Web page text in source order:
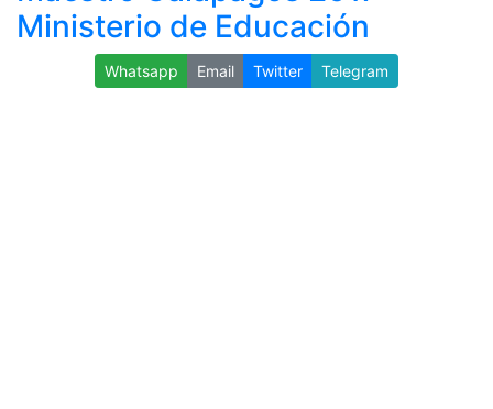
Ministerio de Educación
Whatsapp Email Twitter Telegram